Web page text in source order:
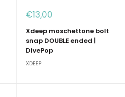
Prezzo
scontato
€13,00
Xdeep moschettone bolt
snap DOUBLE ended |
DivePop
XDEEP